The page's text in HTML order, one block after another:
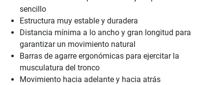
sencillo
Estructura muy estable y duradera
Distancia mínima a lo ancho y gran longitud para
garantizar un movimiento natural
Barras de agarre ergonómicas para ejercitar la
musculatura del tronco
Movimiento hacia adelante y hacia atrás